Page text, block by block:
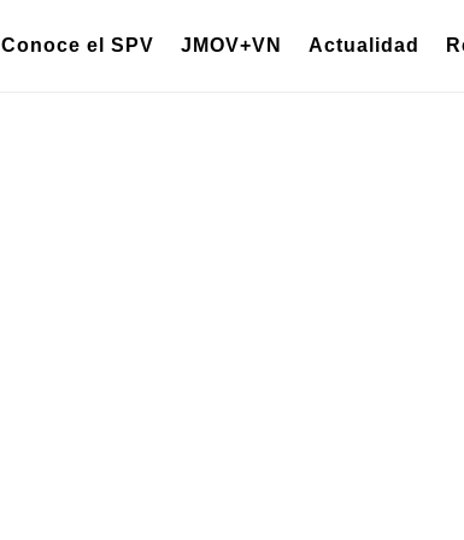
Conoce el SPV JMOV+VN Actualidad